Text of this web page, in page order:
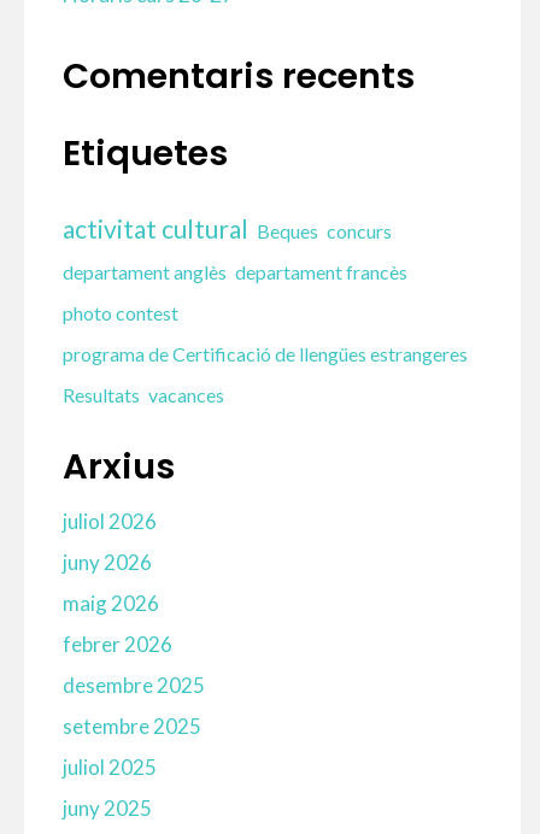
Comentaris recents
Etiquetes
activitat cultural Beques concurs
departament anglès departament francès
photo contest
programa de Certificació de llengües estrangeres
Resultats vacances
Arxius
juliol 2026
juny 2026
maig 2026
febrer 2026
desembre 2025
setembre 2025
juliol 2025
juny 2025